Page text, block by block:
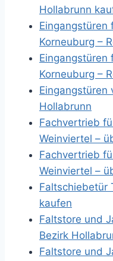
Hollabrunn
Eingangstüren
Korneuburg –
Eingangstüren
Korneuburg –
Eingangstüren
Hollabrunn
Fachvertrieb
Weinviertel –
Fachvertrieb
Weinviertel –
Faltschiebetür
kaufen
Faltstore und
Bezirk
Faltstore und